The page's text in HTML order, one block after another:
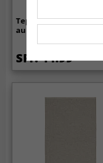
Teppich für innen und
außen - Alta (grau)
SFr. 44.99